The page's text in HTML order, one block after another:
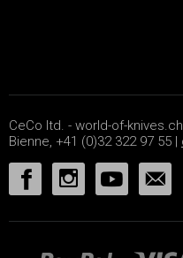
CeCo ltd. - world-of-
Bienne, +41 (0)32 322 97 55 |